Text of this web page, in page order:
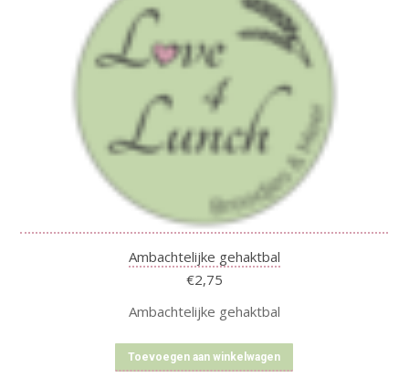
Ambachtelijke gehaktbal
€2,75
Ambachtelijke gehaktbal
Toevoegen aan winkelwagen